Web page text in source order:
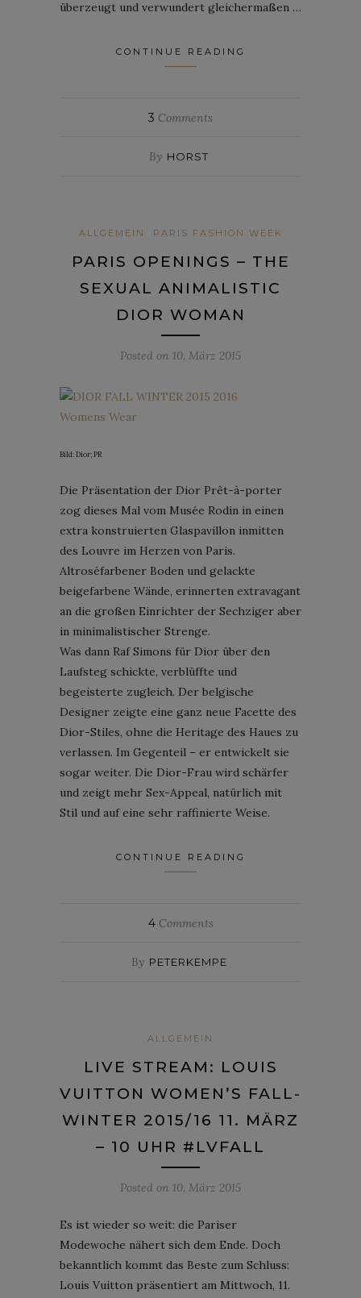
überzeugt und verwundert gleichermaßen …
CONTINUE READING
3 Comments
By HORST
ALLGEMEIN PARIS FASHION WEEK
PARIS OPENINGS – THE
SEXUAL ANIMALISTIC
DIOR WOMAN
Posted on 10. März 2015
Bild: Dior; PR
Die Präsentation der Dior Prêt-à-porter
zog dieses Mal vom Musée Rodin in einen
extra konstruierten Glaspavillon inmitten
des Louvre im Herzen von Paris.
Altroséfarbener Boden und gelackte
beigefarbene Wände, erinnerten extravagant
an die großen Einrichter der Sechziger aber
in minimalistischer Strenge.
Was dann Raf Simons für Dior über den
Laufsteg schickte, verblüffte und
begeisterte zugleich. Der belgische
Designer zeigte eine ganz neue Facette des
Dior-Stiles, ohne die Heritage des Haues zu
verlassen. Im Gegenteil – er entwickelt sie
sogar weiter. Die Dior-Frau wird schärfer
und zeigt mehr Sex-Appeal, natürlich mit
Stil und auf eine sehr raffinierte Weise.
CONTINUE READING
4Comments
By PETERKEMPE
ALLGEMEIN
LIVE STREAM: LOUIS
VUITTON WOMEN’S FALL-
WINTER 2015/16 11. MÄRZ
– 10 UHR #LVFALL
Posted on 10. März 2015
Es ist wieder so weit: die Pariser
Modewoche nähert sich dem Ende. Doch
bekanntlich kommt das Beste zum Schluss:
Louis Vuitton präsentiert am Mittwoch, 11.